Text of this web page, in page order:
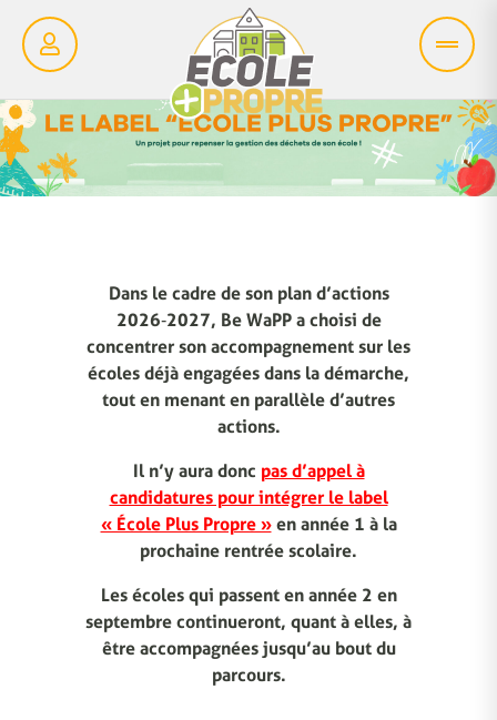
Dans le cadre de son plan d’actions
2026‑2027, Be WaPP a choisi de
concentrer son accompagnement sur les
écoles déjà engagées dans la démarche,
tout en menant en parallèle d’autres
actions.
Il n’y aura donc pas d’appel à
candidatures pour intégrer le label
« École Plus Propre »en année 1 à la
prochaine rentrée scolaire.
Les écoles qui passent en année 2 en
septembre continueront, quant à elles, à
être accompagnées jusqu’au bout du
parcours.